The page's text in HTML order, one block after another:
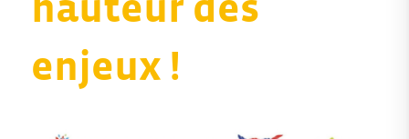
hauteur des
enjeux !